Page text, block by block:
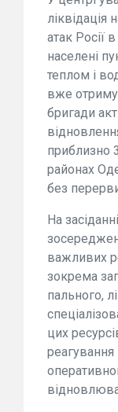
ліквідація
атак Росії
населені
теплом і
вже
бригади
приблизно
районах
без
На
важливих
зокрема
пального,
цих
реагування